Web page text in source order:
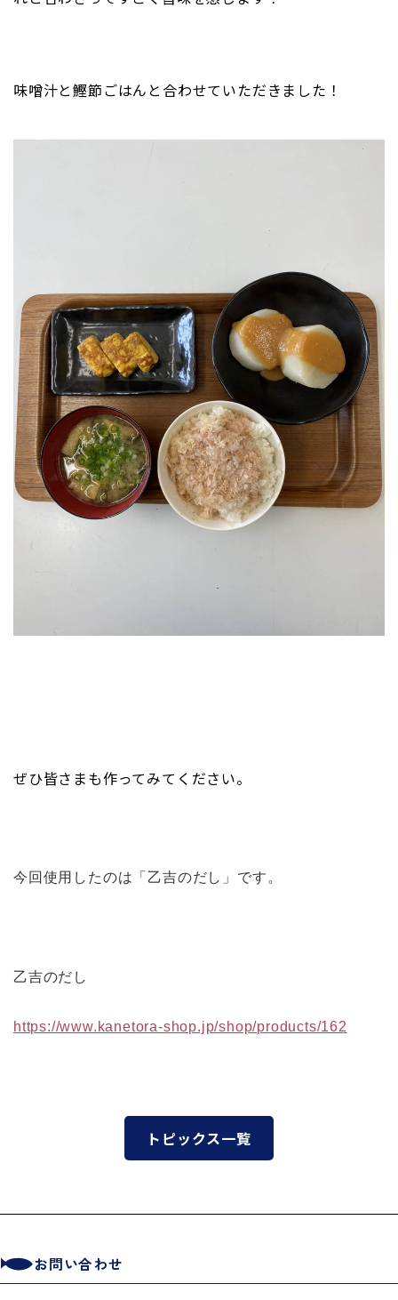
味噌汁と鰹節ごはんと合わせていただきました！
ぜひ皆さまも作ってみてください。
今回使用したのは「乙吉のだし」です。
乙吉のだし
https://www.kanetora-shop.jp/shop/products/162
トピックス一覧
お問い合わせ